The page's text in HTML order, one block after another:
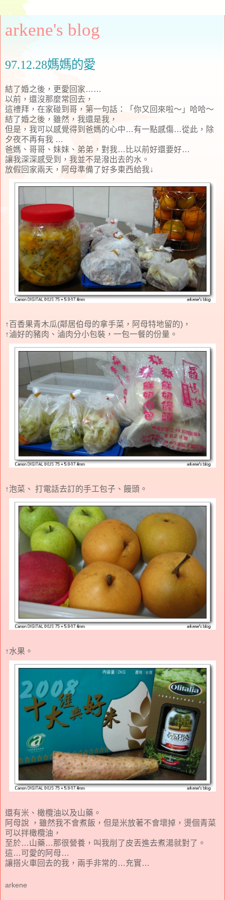
arkene's blog
97.12.28媽媽的愛
結了婚之後，更愛回家……
以前，還沒那麼常回去，
這禮拜，在家碰到哥，第一句話：「你又回來啦～」哈哈～
結了婚之後，雖然，我還是我，
但是，我可以感覺得到爸媽的心中…有一點感傷…從此，除
夕夜不再有我 …
爸媽、哥哥、妹妹、弟弟，對我…比以前好還要好…
讓我深深感受到，我並不是潑出去的水。
放假回家兩天，阿母準備了好多東西給我↓
↑百香果青木瓜(鄰居伯母的拿手菜，阿母特地留的)，
↑滷好的豬肉、滷肉分小包裝，一包一餐的份量。
↑泡菜、 打電話去訂的手工包子、饅頭。
↑水果。
還有米、橄欖油以及山藥。
阿母說 ，雖然我不會煮飯，但是米放著不會壞掉，燙個青菜
可以拌橄欖油，
至於…山藥…那很營養，叫我削了皮丟進去煮湯就對了。
這…可愛的阿母…
讓搭火車回去的我，兩手非常的…充實…
arkene